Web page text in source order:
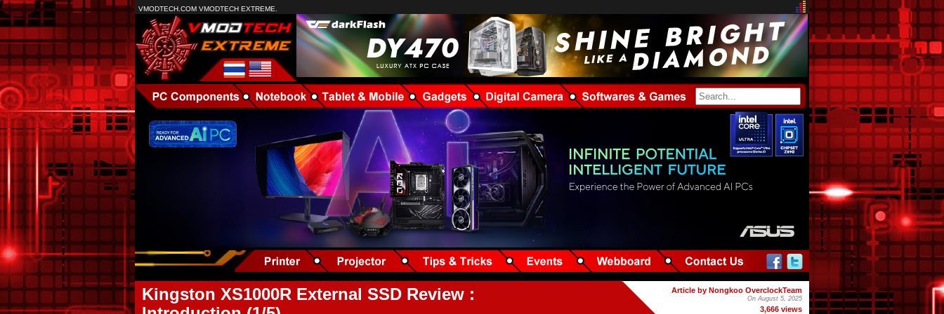
VMODTECH.COM VMODTECH EXTREME.
Kingston XS1000R External SSD Review :
Article by Nongkoo OverclockTeam
On August 5, 2025
3,666 views